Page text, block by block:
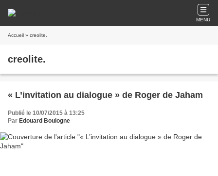
MENU
Accueil » creolite.
creolite.
« L’invitation au dialogue » de Roger de Jaham
Publié le 10/07/2015 à 13:25
Par Edouard Boulogne